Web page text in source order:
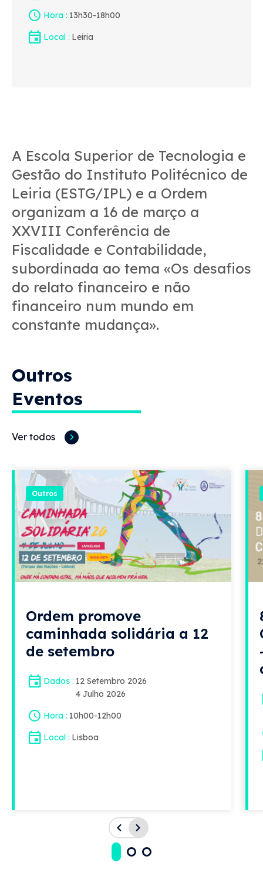
Hora 13h30-18h00
Local Leiria
A Escola Superior de Tecnologia e
Gestão do Instituto Politécnico de
Leiria (ESTG/IPL) e a Ordem
organizam a 16 de março a
XXVIII Conferência de
Fiscalidade e Contabilidade,
subordinada ao tema «Os desafios
do relato financeiro e não
financeiro num mundo em
constante mudança».
Outros
Eventos
Ver todos
Outros
Ordem promove
caminhada solidária a 12
de setembro
Dados
12 Setembro 2026
4 Julho 2026
Hora 10h00-12h00
Local Lisboa